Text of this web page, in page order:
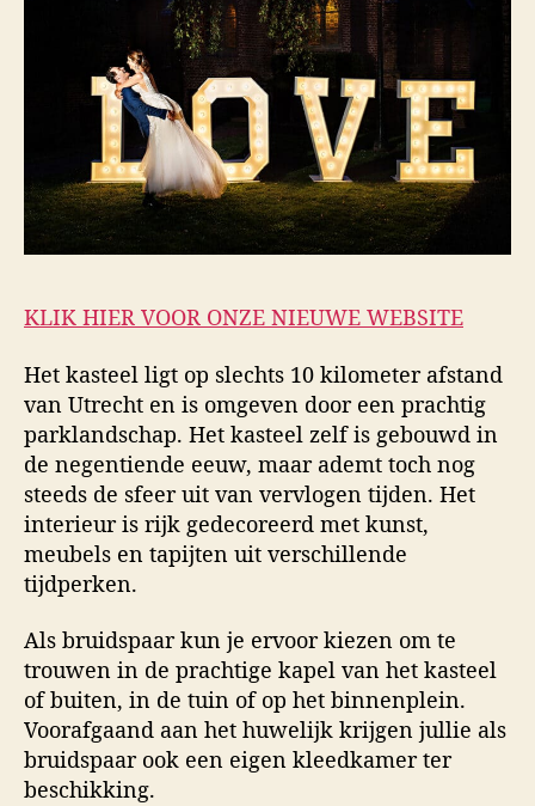
KLIK HIER VOOR ONZE NIEUWE WEBSITE
Het kasteel ligt op slechts 10 kilometer afstand
van Utrecht en is omgeven door een prachtig
parklandschap. Het kasteel zelf is gebouwd in
de negentiende eeuw, maar ademt toch nog
steeds de sfeer uit van vervlogen tijden. Het
interieur is rijk gedecoreerd met kunst,
meubels en tapijten uit verschillende
tijdperken.
Als bruidspaar kun je ervoor kiezen om te
trouwen in de prachtige kapel van het kasteel
of buiten, in de tuin of op het binnenplein.
Voorafgaand aan het huwelijk krijgen jullie als
bruidspaar ook een eigen kleedkamer ter
beschikking.